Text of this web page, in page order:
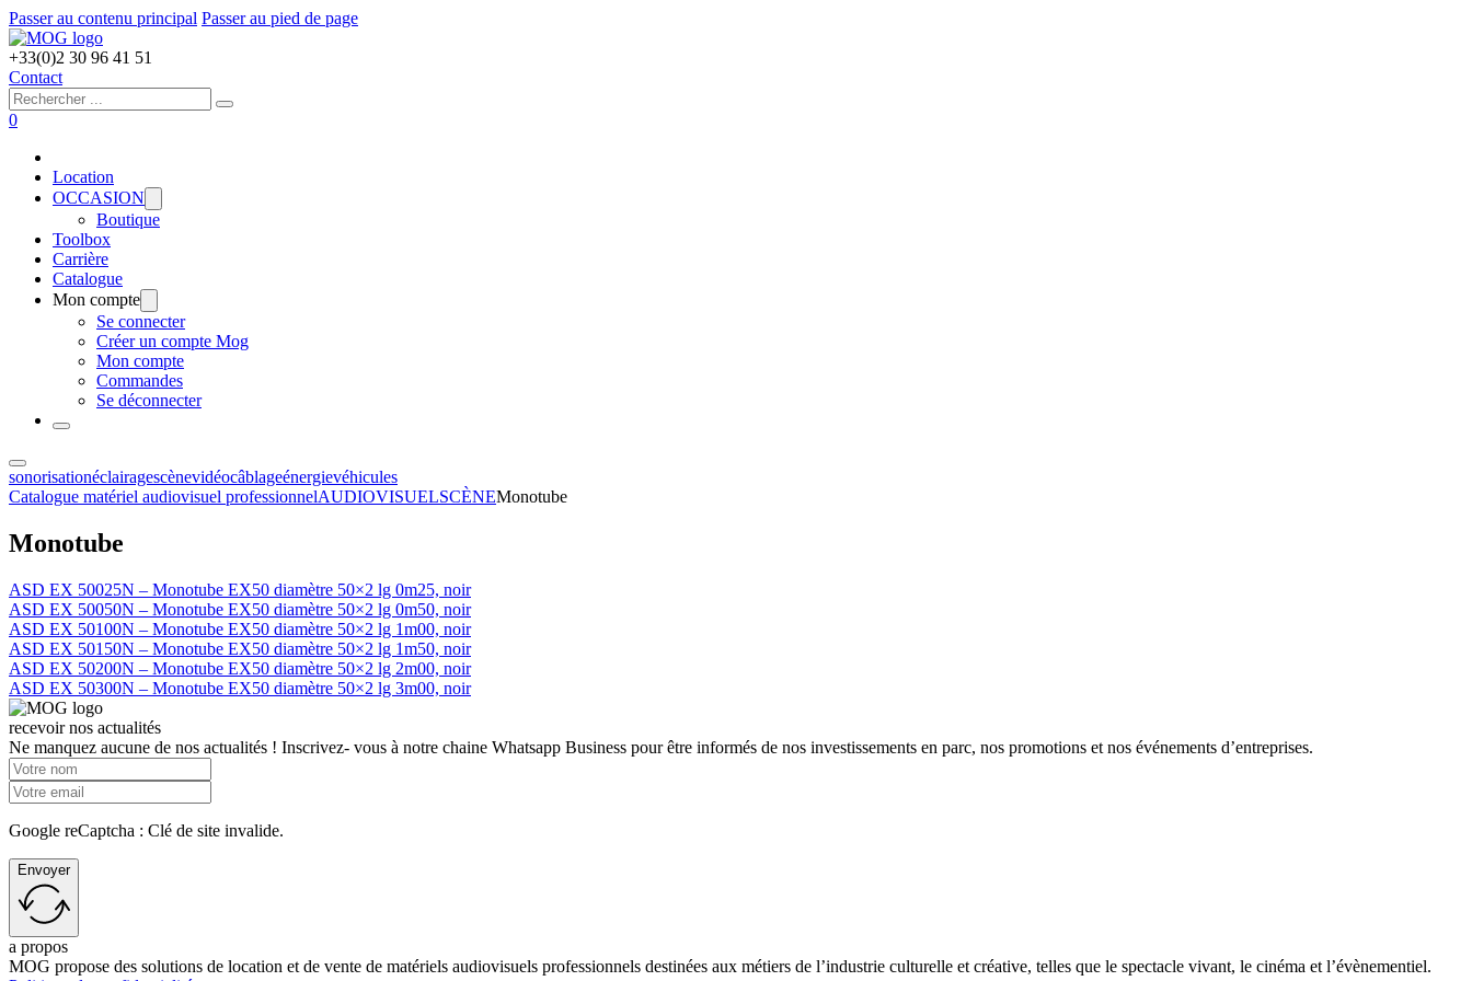
Passer au contenu principal Passer au pied de page
+33(0)2 30 96 41 51
Contact
Rechercher
0
Location
OCCASION
Boutique
Toolbox
Carrière
Catalogue
Mon compte
Se connecter
Créer un compte Mog
Mon compte
Commandes
Se déconnecter
sonorisationéclairagescènevidéocâblageénergievéhicules
Catalogue matériel audiovisuel professionnelAUDIOVISUELSCÈNEMonotube
Monotube
ASD EX 50025N – Monotube EX50 diamètre 50×2 lg 0m25, noir
ASD EX 50050N – Monotube EX50 diamètre 50×2 lg 0m50, noir
ASD EX 50100N – Monotube EX50 diamètre 50×2 lg 1m00, noir
ASD EX 50150N – Monotube EX50 diamètre 50×2 lg 1m50, noir
ASD EX 50200N – Monotube EX50 diamètre 50×2 lg 2m00, noir
ASD EX 50300N – Monotube EX50 diamètre 50×2 lg 3m00, noir
recevoir nos actualités
Ne manquez aucune de nos actualités ! Inscrivez- vous à notre chaine Whatsapp Business pour être informés de nos investissements en parc, nos promotions et nos événements d’entreprises.
Google reCaptcha : Clé de site invalide.
Envoyer
a propos
MOG propose des solutions de location et de vente de matériels audiovisuels professionnels destinées aux métiers de l’industrie culturelle et créative, telles que le spectacle vivant, le cinéma et l’évènementiel.